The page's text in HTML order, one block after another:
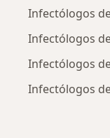
Infectólogos
Infectólogos
Infectólogos
Infectólogos